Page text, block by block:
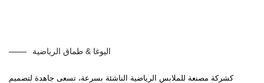
اليوغا & طماق الرياضية
كشركة مصنعة للملابس الرياضية الناشئة بسرعة، تسعى جاهدة لتصميم